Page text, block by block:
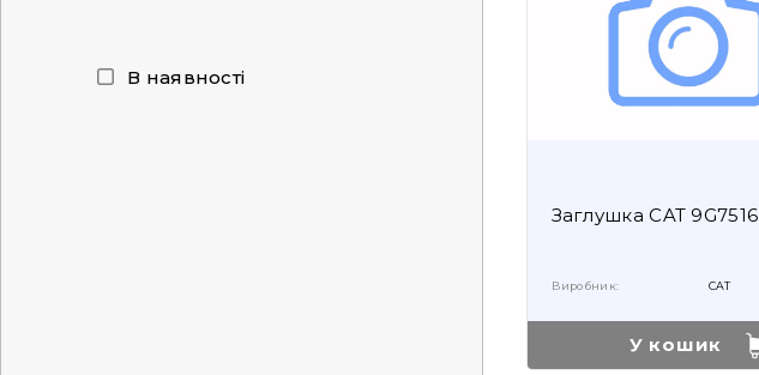
В наявності
Заглушка CAT 9G7516
Виробник: CAT
У кошик